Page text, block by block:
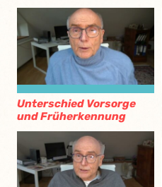
Unterschied Vorsorge
und Früherkennung